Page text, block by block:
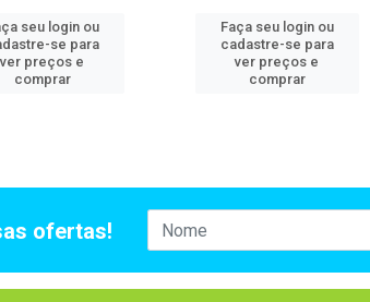
seu login ou
se para
ver preços e
comprar
Faça seu login ou
cadastre-se para
ver preços e
comprar
ofertas!